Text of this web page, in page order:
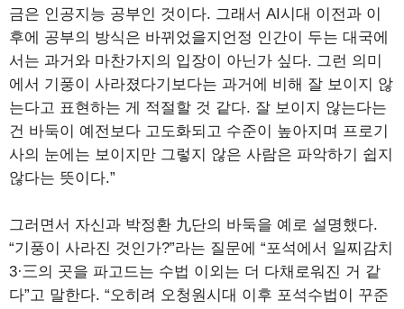
금은 인공지능 공부인 것이다. 그래서 AI시대 이전과 이
후에 공부의 방식은 바뀌었을지언정 인간이 두는 대국에
서는 과거와 마찬가지의 입장이 아닌가 싶다. 그런 의미
에서 기풍이 사라졌다기보다는 과거에 비해 잘 보이지 않
는다고 표현하는 게 적절할 것 같다. 잘 보이지 않는다는
건 바둑이 예전보다 고도화되고 수준이 높아지며 프로기
사의 눈에는 보이지만 그렇지 않은 사람은 파악하기 쉽지
않다는 뜻이다.”
그러면서 자신과 박정환 九단의 바둑을 예로 설명했다.
“기풍이 사라진 것인가?”라는 질문에 “포석에서 일찌감치
3·三의 곳을 파고드는 수법 이외는 더 다채로워진 거 같
다”고 말한다. “오히려 오청원시대 이후 포석수법이 꾸준